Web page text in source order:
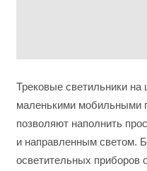
Трековые светильники
маленькими мобильными
позволяют наполнить
и направленным светом.
осветительных приборов